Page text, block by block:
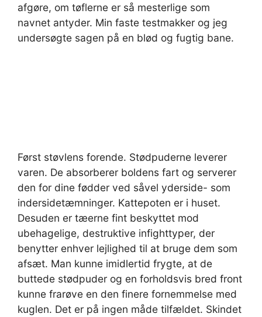
afgøre, om tøflerne er så mesterlige som
navnet antyder. Min faste testmakker og jeg
undersøgte sagen på en blød og fugtig bane.
Først støvlens forende. Stødpuderne leverer
varen. De absorberer boldens fart og serverer
den for dine fødder ved såvel yderside- som
indersidetæmninger. Kattepoten er i huset.
Desuden er tæerne fint beskyttet mod
ubehagelige, destruktive infighttyper, der
benytter enhver lejlighed til at bruge dem som
afsæt. Man kunne imidlertid frygte, at de
buttede stødpuder og en forholdsvis bred front
kunne frarøve en den finere fornemmelse med
kuglen. Det er på ingen måde tilfældet. Skindet